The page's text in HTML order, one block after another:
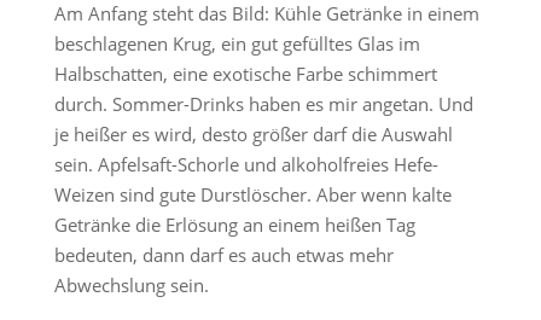
Am Anfang steht das Bild: Kühle Getränke in einem
beschlagenen Krug, ein gut gefülltes Glas im
Halbschatten, eine exotische Farbe schimmert
durch. Sommer-Drinks haben es mir angetan. Und
je heißer es wird, desto größer darf die Auswahl
sein. Apfelsaft-Schorle und alkoholfreies Hefe-
Weizen sind gute Durstlöscher. Aber wenn kalte
Getränke die Erlösung an einem heißen Tag
bedeuten, dann darf es auch etwas mehr
Abwechslung sein.